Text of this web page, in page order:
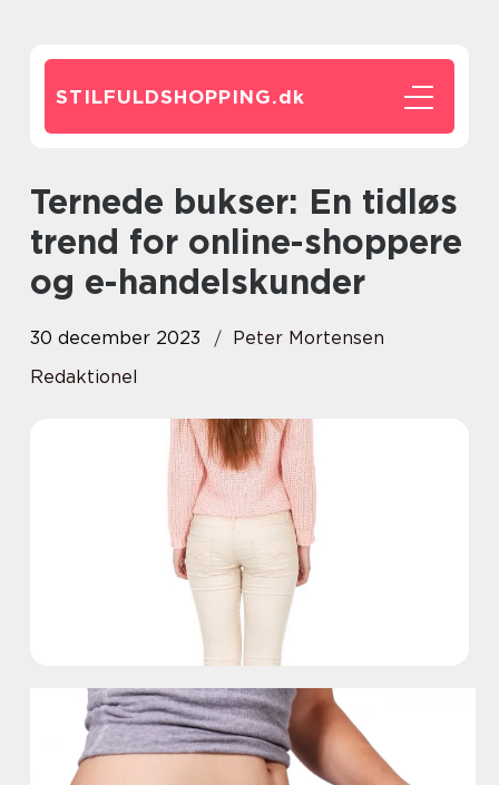
STILFULDSHOPPING.dk
Ternede bukser: En tidløs
trend for online-shoppere
og e-handelskunder
30 december 2023
Peter Mortensen
Redaktionel